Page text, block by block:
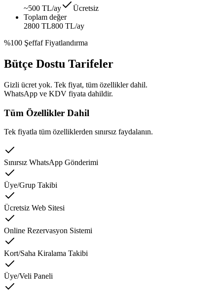
~500 TL/ay
Ücretsiz
Toplam değer
2800 TL800 TL/ay
%100 Şeffaf Fiyatlandırma
Bütçe Dostu Tarifeler
Gizli ücret yok. Tek fiyat, tüm özellikler dahil.
WhatsApp ve KDV fiyata dahildir.
Tüm Özellikler Dahil
Tek fiyatla tüm özelliklerden sınırsız faydalanın.
Sınırsız WhatsApp Gönderimi
Üye/Grup Takibi
Ücretsiz Web Sitesi
Online Rezervasyon Sistemi
Kort/Saha Kiralama Takibi
Üye/Veli Paneli